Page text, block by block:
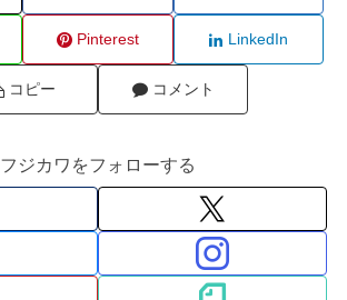
Pinterest LinkedIn
コピー コメント
フジカワをフォローする